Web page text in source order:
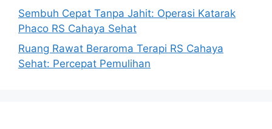
Sembuh Cepat Tanpa Jahit: Operasi Katarak
Phaco RS Cahaya Sehat
Ruang Rawat Beraroma Terapi RS Cahaya
Sehat: Percepat Pemulihan